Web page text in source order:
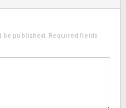
be published. Required fields